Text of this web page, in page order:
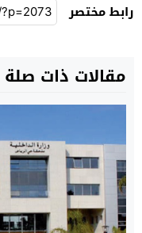
رابط مختصر
مقالات ذات صلة